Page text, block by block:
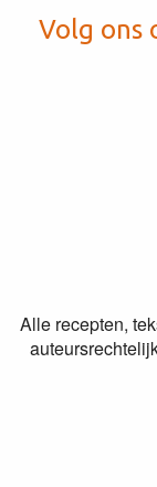
Volg ons
Alle recepten,